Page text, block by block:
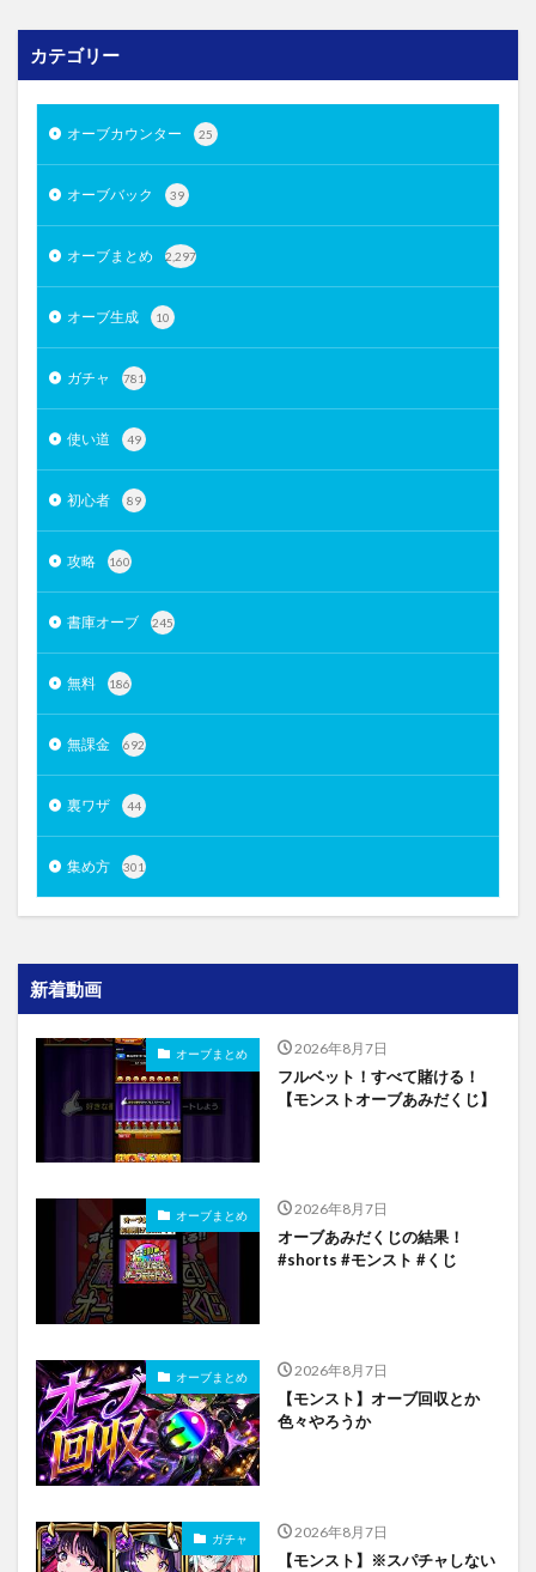
カテゴリー
オーブカウンター 25
オーブバック 39
オーブまとめ 2,297
オーブ生成 10
ガチャ 781
使い道 49
初心者 89
攻略 160
書庫オーブ 245
無料 186
無課金 692
裏ワザ 44
集め方 301
新着動画
オーブまとめ 2026年8月7日
フルベット！すべて賭ける！
【モンストオーブあみだくじ】
オーブまとめ 2026年8月7日
オーブあみだくじの結果！
#shorts #モンスト #くじ
オーブまとめ 2026年8月7日
【モンスト】オーブ回収とか
色々やろうか
ガチャ 2026年8月7日
【モンスト】※スパチャしない